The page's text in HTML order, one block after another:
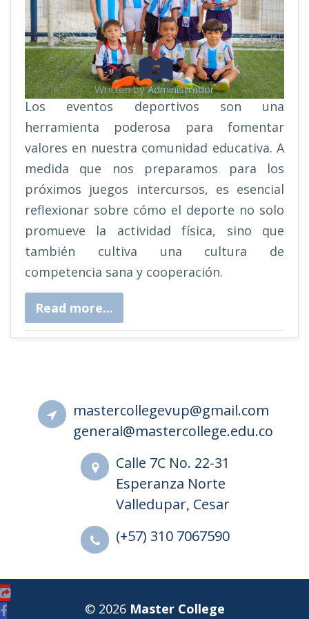
Written byAdministrador
Los eventos deportivos son una
herramienta poderosa para fomentar
valores en nuestra comunidad educativa. A
medida que nos preparamos para los
próximos juegos intercursos, es esencial
reflexionar sobre cómo el deporte no solo
promueve la actividad física, sino que
también cultiva una cultura de
competencia sana y cooperación.
Read more...
mastercollegevup@gmail.com
general@mastercollege.edu.co
Calle 7C No. 22-31
Esperanza Norte
Valledupar, Cesar
(+57) 310 7067590
© 2026 Master College